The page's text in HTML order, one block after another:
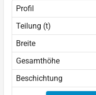
Profil
Teilung (t)
Breite
Gesamthöhe
Beschichtung